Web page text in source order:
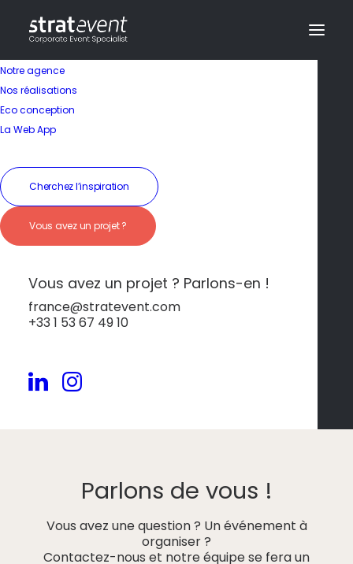
Notre agence
Nos réalisations
Eco conception
La Web App
Cherchez l’inspiration
Vous avez un projet ?
Vous avez un projet ? Parlons-en !
france@stratevent.com
+33 1 53 67 49 10
Une plongée dans la
Grèce antique
|
Le Parthénon, l’Agora et des sites mythiques à
Parlons de vous !
Vous avez une question ? Un événement à
organiser ?
Contactez-nous et notre équipe se fera un